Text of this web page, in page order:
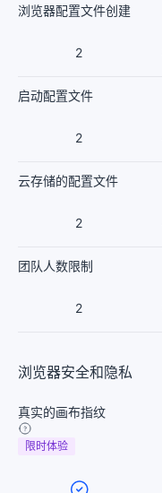
浏览器配置文件创建
2
启动配置文件
2
云存储的配置文件
2
团队人数限制
2
浏览器安全和隐私
真实的画布指纹
限时体验